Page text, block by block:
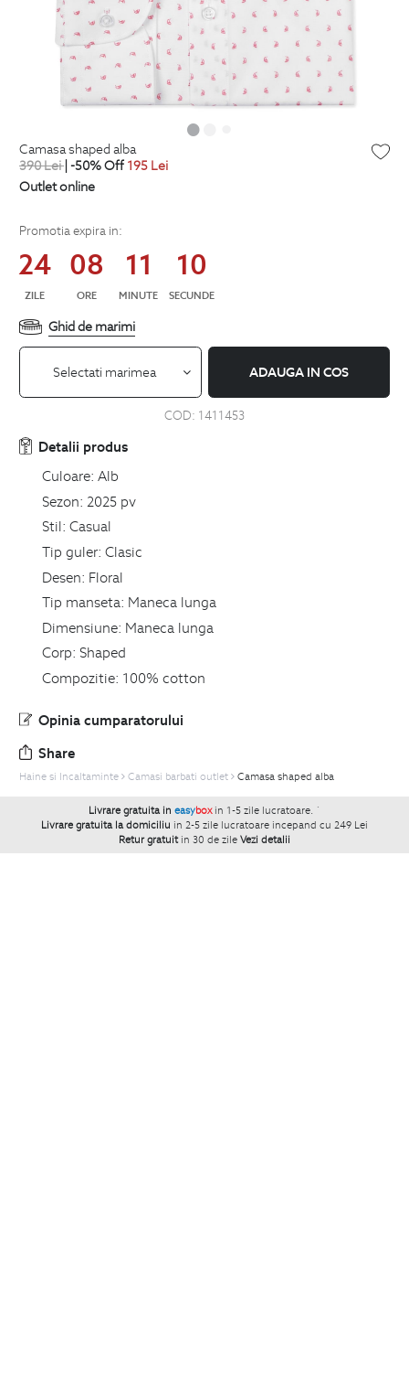
camasa shaped alba
390Lei| -50% Off 195 Lei
Outlet online
Promotia expira in:
24
ZILE
08
ORE
11
MINUTE
09
SECUNDE
Ghid de marimi
Selectati marimea ADAUGA IN COS
COD: 1411453
Detalii produs
Culoare: Alb
Sezon: 2025 pv
Stil: Casual
Tip guler: Clasic
Desen: Floral
Tip manseta: Maneca lunga
Dimensiune: Maneca lunga
Corp: Shaped
Compozitie: 100% cotton
Opinia cumparatorului
Share
Haine si Incaltaminte Camasi barbati outlet Camasa shaped alba
Livrare gratuita in easybox in 1-5 zile lucratoare. `
Livrare gratuita la domiciliu in 2-5 zile lucratoare incepand cu 249 Lei
Retur gratuit in 30 de zile Vezi detalii